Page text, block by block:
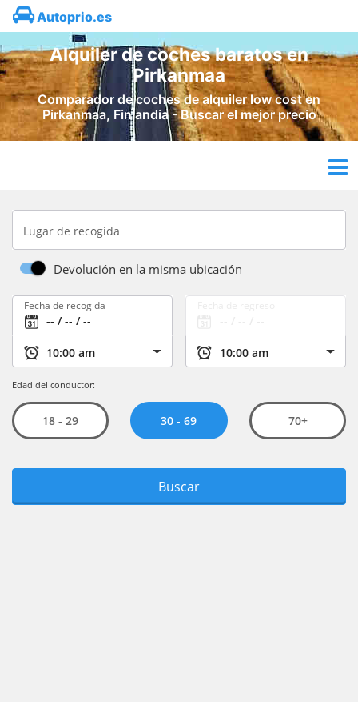
Autoprio.es
Alquiler de coches baratos en
Pirkanmaa
Comparador de coches de alquiler low cost en
Pirkanmaa, Finlandia - Buscar el mejor precio